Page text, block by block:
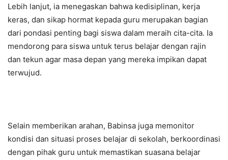
Lebih lanjut, ia menegaskan bahwa kedisiplinan, kerja
keras, dan sikap hormat kepada guru merupakan bagian
dari pondasi penting bagi siswa dalam meraih cita-cita. Ia
mendorong para siswa untuk terus belajar dengan rajin
dan tekun agar masa depan yang mereka impikan dapat
terwujud.
Selain memberikan arahan, Babinsa juga memonitor
kondisi dan situasi proses belajar di sekolah, berkoordinasi
dengan pihak guru untuk memastikan suasana belajar